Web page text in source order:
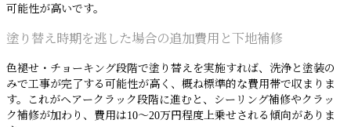
可能性が高いです。
塗り替え時期を逃した場合の追加費用と下地補修
色褪せ・チョーキング段階で塗り替えを実施すれば、洗浄と塗装の
みで工事が完了する可能性が高く、概ね標準的な費用帯で収まりま
す。これがヘアークラック段階に進むと、シーリング補修やクラッ
ク補修が加わり、費用は10〜20万円程度上乗せされる傾向がありま